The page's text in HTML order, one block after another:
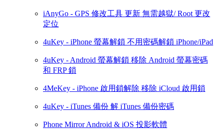
iAnyGo - GPS 修改工具 更新 無需越獄/ Root 更改
定位
4uKey - iPhone 螢幕解鎖 不用密碼解鎖 iPhone/iPad
4uKey - Android 螢幕解鎖 移除 Android 螢幕密碼
和 FRP 鎖
4MeKey - iPhone 啟用鎖解除 移除 iCloud 啟用鎖
4uKey - iTunes 備份 解 iTunes 備份密碼
Phone Mirror Android & iOS 投影軟體